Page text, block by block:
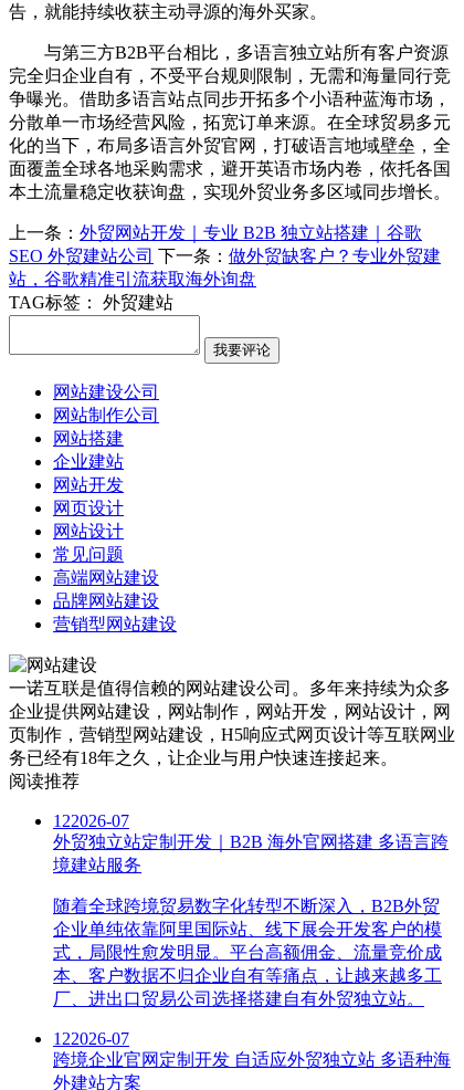
告，就能持续收获主动寻源的海外买家。
与第三方B2B平台相比，多语言独立站所有客户资源
完全归企业自有，不受平台规则限制，无需和海量同行竞
争曝光。借助多语言站点同步开拓多个小语种蓝海市场，
分散单一市场经营风险，拓宽订单来源。在全球贸易多元
化的当下，布局多语言外贸官网，打破语言地域壁垒，全
面覆盖全球各地采购需求，避开英语市场内卷，依托各国
本土流量稳定收获询盘，实现外贸业务多区域同步增长。
上一条： 外贸网站开发｜专业 B2B 独立站搭建｜谷歌
SEO 外贸建站公司 下一条： 做外贸缺客户？专业外贸建
站，谷歌精准引流获取海外询盘
TAG标签：
外贸建站
网站建设公司
网站制作公司
网站搭建
企业建站
网站开发
网页设计
网站设计
常见问题
高端网站建设
品牌网站建设
营销型网站建设
一诺互联是值得信赖的网站建设公司。多年来持续为众多
企业提供网站建设，网站制作，网站开发，网站设计，网
页制作，营销型网站建设，H5响应式网页设计等互联网业
务已经有18年之久，让企业与用户快速连接起来。
阅读推荐
122026-07
外贸独立站定制开发｜B2B 海外官网搭建 多语言跨
境建站服务
随着全球跨境贸易数字化转型不断深入，B2B外贸
企业单纯依靠阿里国际站、线下展会开发客户的模
式，局限性愈发明显。平台高额佣金、流量竞价成
本、客户数据不归企业自有等痛点，让越来越多工
厂、进出口贸易公司选择搭建自有外贸独立站。
122026-07
跨境企业官网定制开发 自适应外贸独立站 多语种海
外建站方案